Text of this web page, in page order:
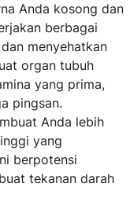
Anda kosong dan
berbagai
menyehatkan
organ tubuh
yang prima,
pingsan.
Anda lebih
yang
berpotensi
tekanan darah